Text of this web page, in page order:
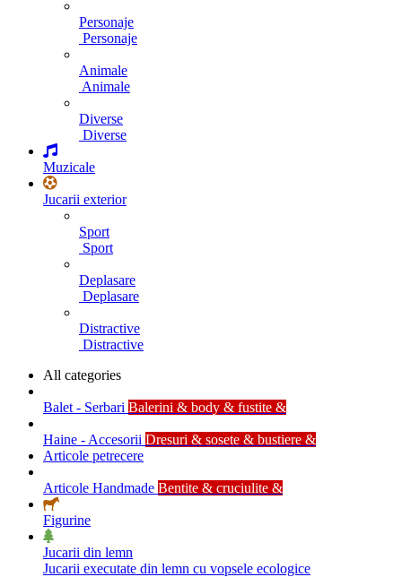
Personaje
Personaje
Animale
Animale
Diverse
Diverse
Muzicale
Jucarii exterior
Sport
Sport
Deplasare
Deplasare
Distractive
Distractive
All categories
Balet - Serbari Balerini & body & fustite &
Haine - Accesorii Dresuri & sosete & bustiere &
Articole petrecere
Articole Handmade Bentite & cruciulite &
Figurine
Jucarii din lemn
Jucarii executate din lemn cu vopsele ecologice